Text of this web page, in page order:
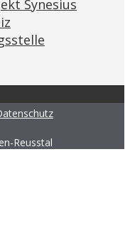
Synesius
Reusstal